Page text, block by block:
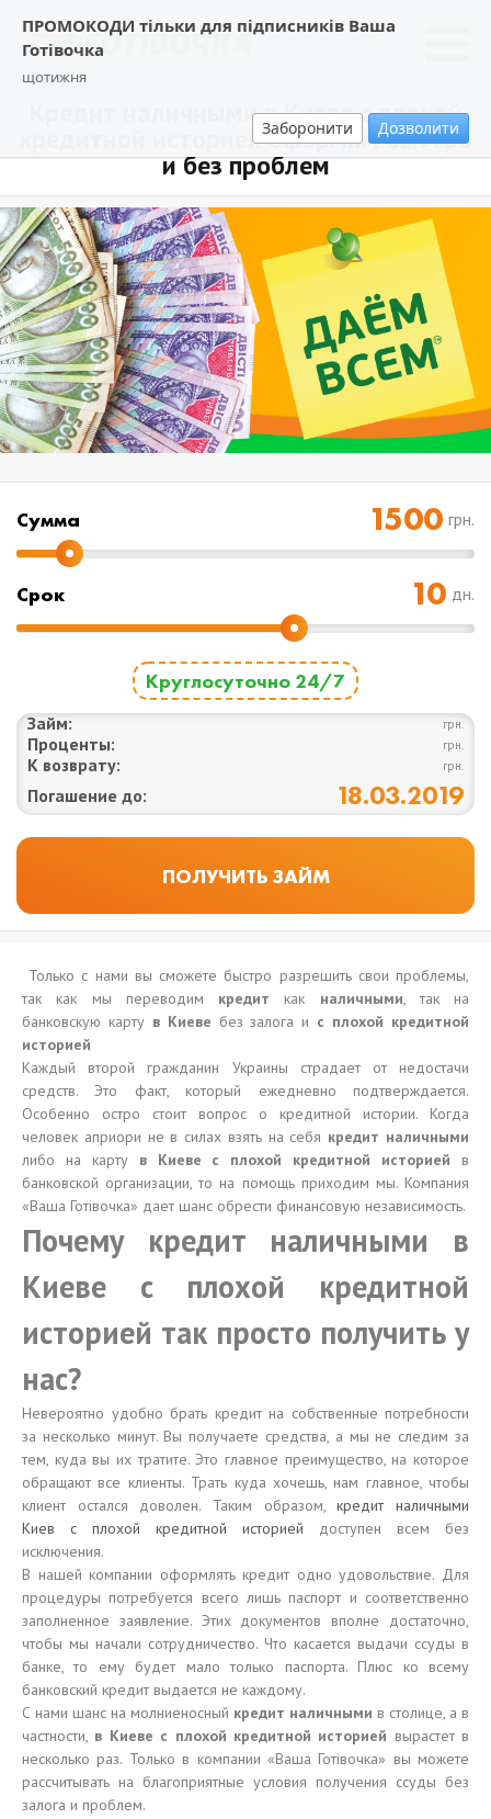
ПРОМОКОДИ тільки для підписників Ваша
Готівочка
щотижня
Заборонити Дозволити
Кредит наличными в Киеве с плохой
кредитной историей оформим быстро
и без проблем
Cумма грн.
Срок дн.
Круглосуточно 24/7
Займ: грн.
Проценты: грн.
К возврату: грн.
Погашение до: 18.03.2019
Только с нами вы сможете быстро разрешить свои проблемы,
так как мы переводим кредит как наличными, так на
банковскую карту в Киеве без залога и с плохой кредитной
историей
Каждый второй гражданин Украины страдает от недостачи
средств. Это факт, который ежедневно подтверждается.
Особенно остро стоит вопрос о кредитной истории. Когда
человек априори не в силах взять на себя кредит наличными
либо на картув Киеве с плохой кредитной историей в
банковской организации, то на помощь приходим мы. Компания
«Ваша Готівочка» дает шанс обрести финансовую независимость.
Почему кредит наличными в
Киеве с плохой кредитной
историей так просто получить у
нас?
Невероятно удобно брать кредит на собственные потребности
за несколько минут. Вы получаете средства, а мы не следим за
тем, куда вы их тратите. Это главное преимущество, на которое
обращают все клиенты. Трать куда хочешь, нам главное, чтобы
клиент остался доволен. Таким образом,кредит наличными
Киев с плохой кредитной историей доступен всем без
исключения.
В нашей компании оформлять кредит одно удовольствие. Для
процедуры потребуется всего лишь паспорт и соответственно
заполненное заявление. Этих документов вполне достаточно,
чтобы мы начали сотрудничество. Что касается выдачи ссуды в
банке, то ему будет мало только паспорта. Плюс ко всему
банковский кредит выдается не каждому.
С нами шанс на молниеносный кредит наличными в столице, а в
частности, в Киеве с плохой кредитной историей вырастет в
несколько раз. Только в компании «Ваша Готівочка» вы можете
рассчитывать на благоприятные условия получения ссуды без
залога и проблем.